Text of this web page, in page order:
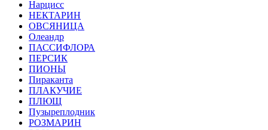
Нарцисс
НЕКТАРИН
ОВСЯНИЦА
Олеандр
ПАССИФЛОРА
ПЕРСИК
ПИОНЫ
Пираканта
ПЛАКУЧИЕ
ПЛЮЩ
Пузыреплодник
РОЗМАРИН